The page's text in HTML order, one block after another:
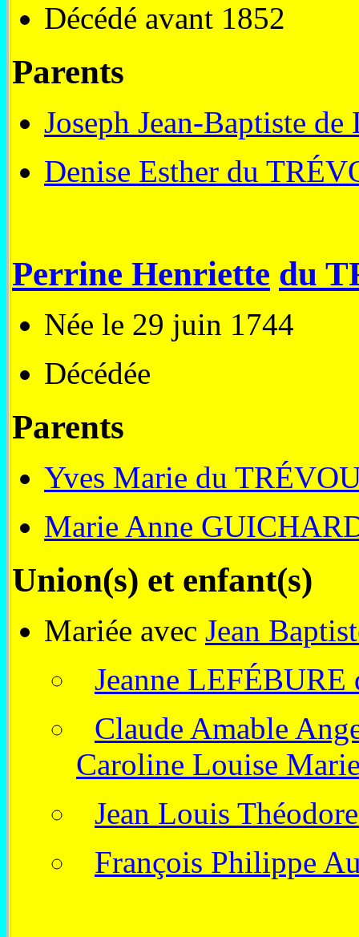
Décédé avant 1852
Parents
Joseph Jean-Baptiste
Denise Esther du
Perrine Henriette du
Née le 29 juin 1744
Décédée
Parents
Yves Marie du
Marie Anne
Union(s) et enfant(s)
Mariée avec Jean
Jeanne
Claude Amable
Caroline Louise
Jean Louis
François Philippe